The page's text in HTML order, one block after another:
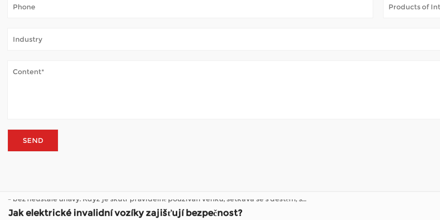
Jak Mobility Scooter zvládá venkovní počasí?
– bez neustálé únavy. Když je skútr pravidelně používán venku, setkává se s deštěm, s...
Dec 31, 2025
Elektrické invalidní vozíky změnily počet lidí, kteří se během dne pohybují. Jako a Velkoobchodní výrobce invalidních vozíků Společnosti, jako jsou ty, které se specializují na řešení mobility, nabízejí způsoby, jak
vyřídit pochůzky, navštívit přátele nebo si prostě užít čas venku, ...
Jak elektrické invalidní vozíky zajišťují bezpečnost?